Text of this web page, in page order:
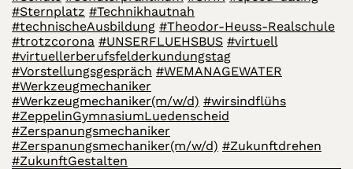
#Sternplatz #Technikhautnah
#technischeAusbildung #Theodor-Heuss-Realschule
#trotzcorona #UNSERFLUEHSBUS #virtuell
#virtuellerberufsfelderkundungstag
#Vorstellungsgespräch #WEMANAGEWATER
#Werkzeugmechaniker
#Werkzeugmechaniker(m/w/d) #wirsindflühs
#ZeppelinGymnasiumLuedenscheid
#Zerspanungsmechaniker
#Zerspanungsmechaniker(m/w/d) #Zukunftdrehen
#ZukunftGestalten